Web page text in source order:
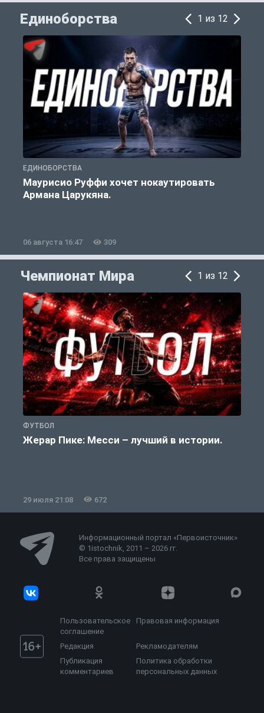
Единоборства 1 из 12
ЕДИНОБОРСТВА
Маурисио Руффи хочет нокаутировать
Армана Царукяна.
06 августа 16:47 309
Чемпионат Мира 1 из 12
ФУТБОЛ
Жерар Пике: Месси – лучший в истории.
29 июля 21:08 672
Информационный портал «Первоисточник»
© 1istochnik, 2011 – 2026 гг.
Все права защищены
Пользовательское
соглашение
Правовая информация
Редакция
Рекламодателям
Публикация
комментариев
Политика обработки
персональных данных